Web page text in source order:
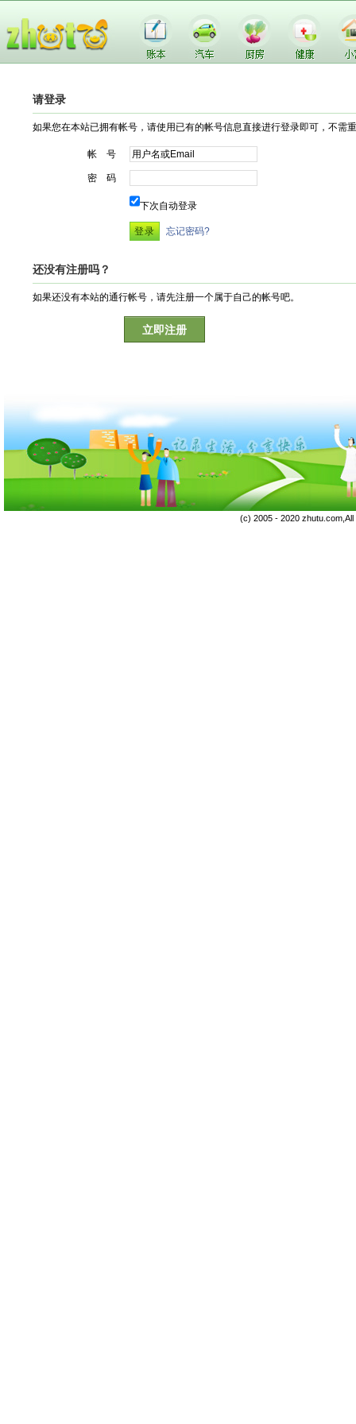
请登录
如果您在本站已拥有帐号，请使用已有的帐号信息直接进行登录即可，不需
帐 号
密 码
下次自动登录
忘记密码?
还没有注册吗？
如果还没有本站的通行帐号，请先注册一个属于自己的帐号吧。
立即注册
(c) 2005 - 2020